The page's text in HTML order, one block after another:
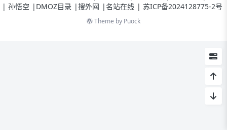
| 孙悟空 | DMOZ目录 |搜外网 | 名站在线 | 苏ICP备2024128775-2号
Theme by Puock